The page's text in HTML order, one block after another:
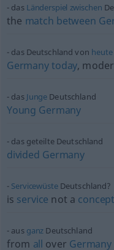
das Länderspiel zwischen
the match between
das Deutschland von heute
Germanytoday,
das Junge Deutschland
Young Germany
das geteilte Deutschland
divided Germany
ServicewüsteDeutschland?
is service not a concept
aus ganz Deutschland
from all over Germany